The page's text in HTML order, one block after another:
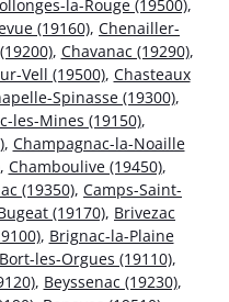
la-Rouge (19500),
(19160), Chenailler-
, Chavanac (19290),
Vell (19500), Chasteaux
Spinasse (19300),
les-Mines (19150),
, Champagnac-la-Noaille
, Chamboulive (19450),
(19350), Camps-Saint-
(19170), Brivezac
, Brignac-la-Plaine
Bort-les-Orgues (19110),
, Beyssenac (19230),